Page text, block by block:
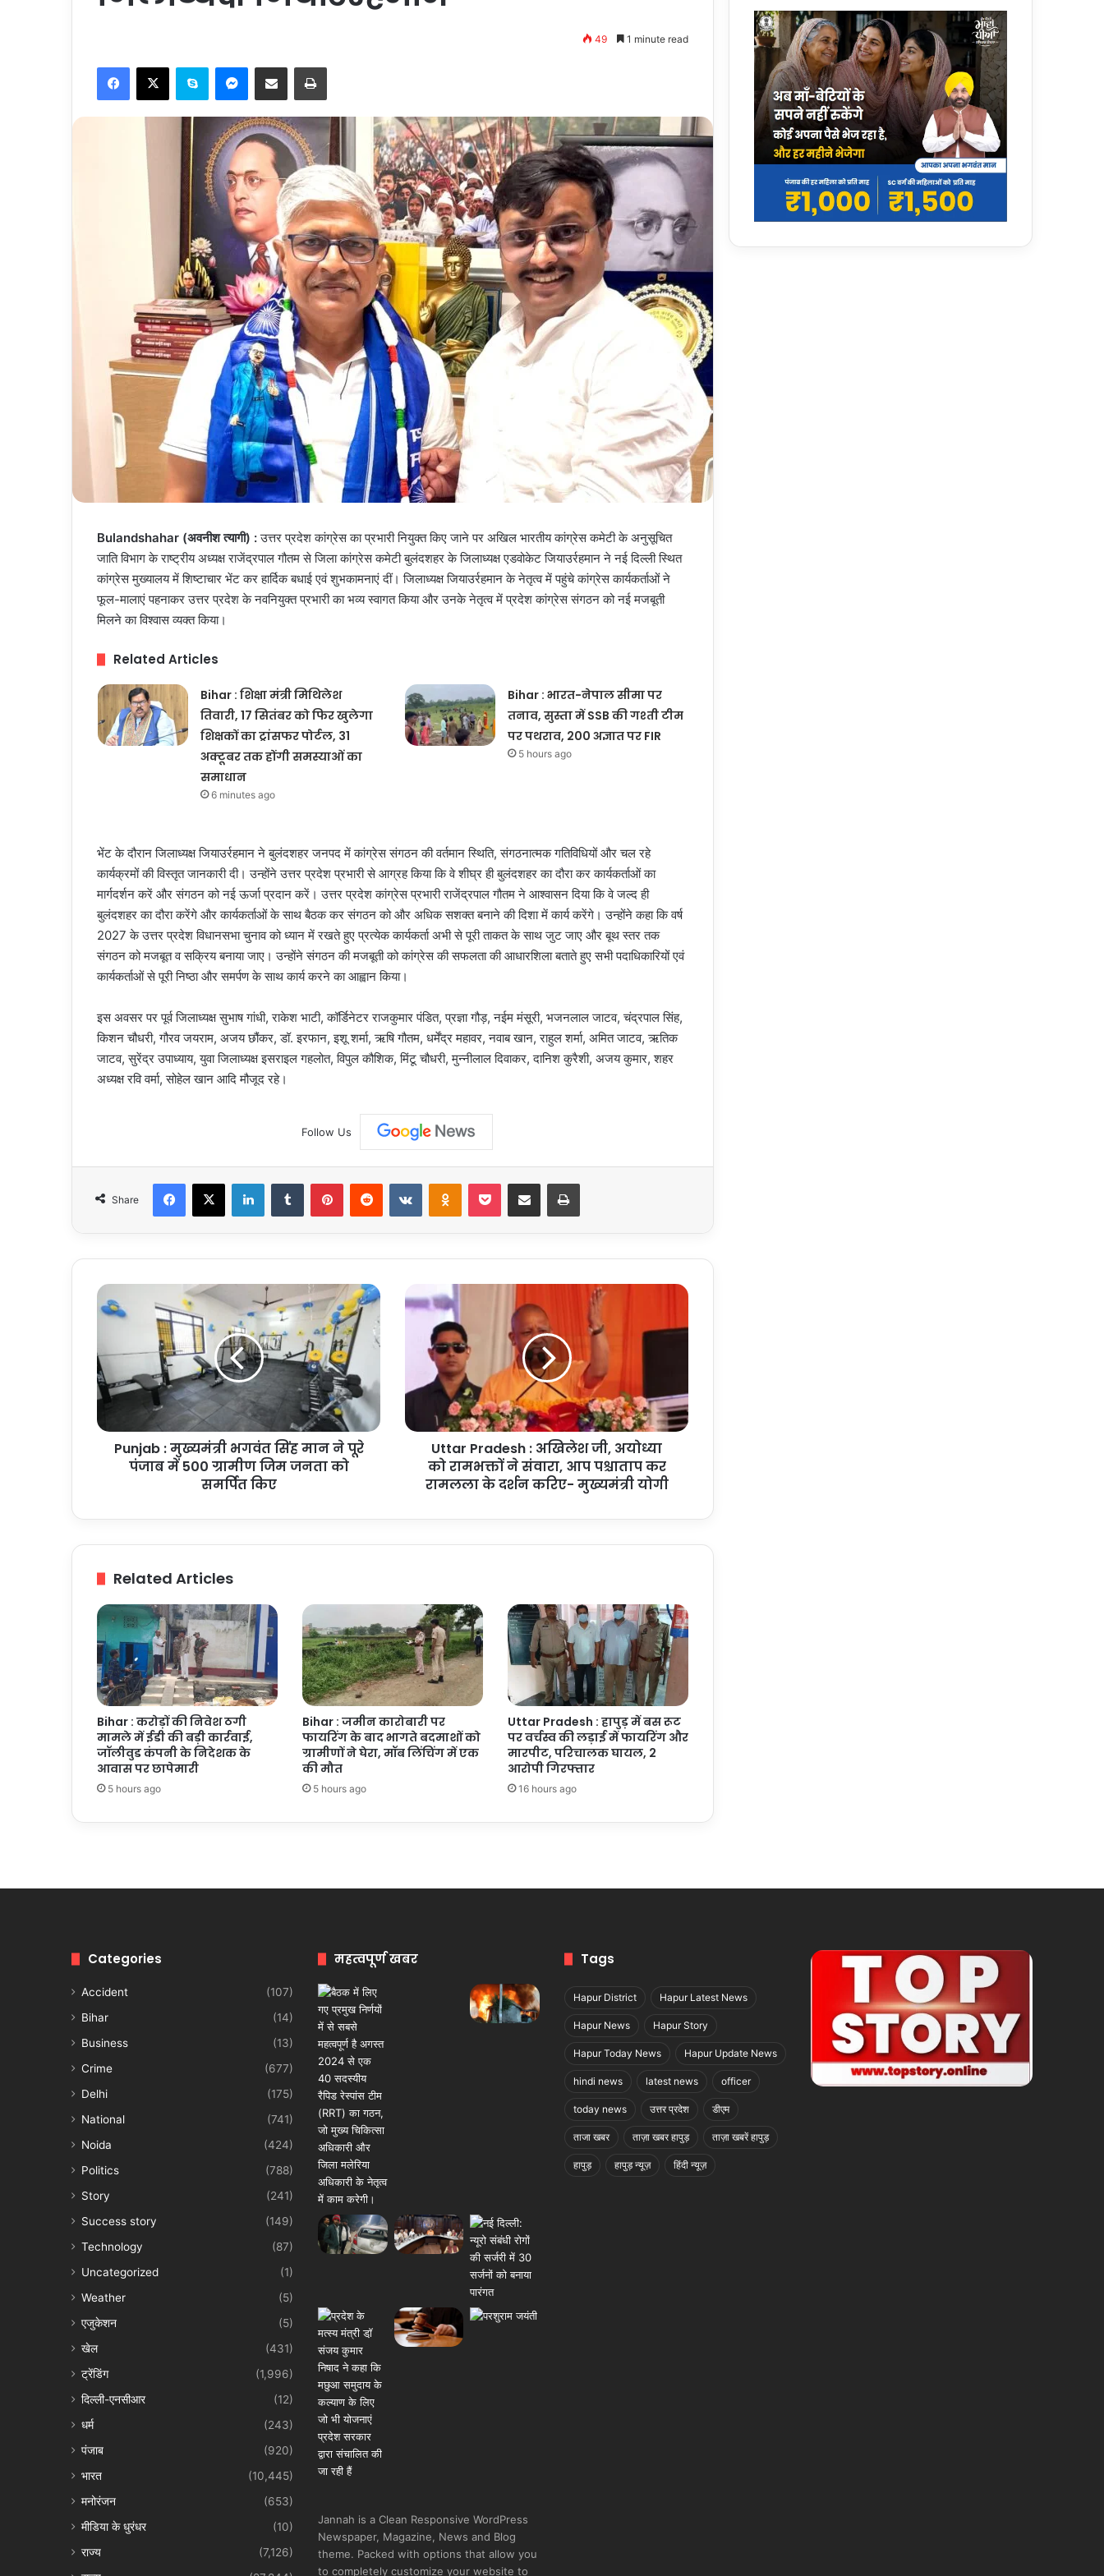
49 1 minute read
Facebook
X Skype Messenger
Share via Email Print
Bulandshahar (अवनीश त्यागी) :उत्तर प्रदेश कांग्रेस का प्रभारी नियुक्त किए जाने पर अखिल भारतीय कांग्रेस कमेटी के अनुसूचित
जाति विभाग के राष्ट्रीय अध्यक्ष राजेंद्रपाल गौतम से जिला कांग्रेस कमेटी बुलंदशहर के जिलाध्यक्ष एडवोकेट जियाउर्रहमान ने नई दिल्ली स्थित
कांग्रेस मुख्यालय में शिष्टाचार भेंट कर हार्दिक बधाई एवं शुभकामनाएं दीं। जिलाध्यक्ष जियाउर्रहमान के नेतृत्व में पहुंचे कांग्रेस कार्यकर्ताओं ने
फूल-मालाएं पहनाकर उत्तर प्रदेश के नवनियुक्त प्रभारी का भव्य स्वागत किया और उनके नेतृत्व में प्रदेश कांग्रेस संगठन को नई मजबूती
मिलने का विश्वास व्यक्त किया।
Related Articles
Bihar : शिक्षा मंत्री मिथिलेश
तिवारी, 17 सितंबर को फिर खुलेगा
शिक्षकों का ट्रांसफर पोर्टल, 31
अक्टूबर तक होंगी समस्याओं का
समाधान
6 minutes ago
Bihar : भारत-नेपाल सीमा पर
तनाव, सुस्ता में SSB की गश्ती टीम
पर पथराव, 200 अज्ञात पर FIR
5 hours ago
भेंट के दौरान जिलाध्यक्ष जियाउर्रहमान ने बुलंदशहर जनपद में कांग्रेस संगठन की वर्तमान स्थिति, संगठनात्मक गतिविधियों और चल रहे
कार्यक्रमों की विस्तृत जानकारी दी। उन्होंने उत्तर प्रदेश प्रभारी से आग्रह किया कि वे शीघ्र ही बुलंदशहर का दौरा कर कार्यकर्ताओं का
मार्गदर्शन करें और संगठन को नई ऊर्जा प्रदान करें। उत्तर प्रदेश कांग्रेस प्रभारी राजेंद्रपाल गौतम ने आश्वासन दिया कि वे जल्द ही
बुलंदशहर का दौरा करेंगे और कार्यकर्ताओं के साथ बैठक कर संगठन को और अधिक सशक्त बनाने की दिशा में कार्य करेंगे। उन्होंने कहा कि वर्ष
2027 के उत्तर प्रदेश विधानसभा चुनाव को ध्यान में रखते हुए प्रत्येक कार्यकर्ता अभी से पूरी ताकत के साथ जुट जाए और बूथ स्तर तक
संगठन को मजबूत व सक्रिय बनाया जाए। उन्होंने संगठन की मजबूती को कांग्रेस की सफलता की आधारशिला बताते हुए सभी पदाधिकारियों एवं
कार्यकर्ताओं से पूरी निष्ठा और समर्पण के साथ कार्य करने का आह्वान किया।
इस अवसर पर पूर्व जिलाध्यक्ष सुभाष गांधी, राकेश भाटी, कॉर्डिनेटर राजकुमार पंडित, प्रज्ञा गौड़, नईम मंसूरी, भजनलाल जाटव, चंद्रपाल सिंह,
किशन चौधरी, गौरव जयराम, अजय छौंकर, डॉ. इरफान, इशू शर्मा, ऋषि गौतम, धर्मेंद्र महावर, नवाब खान, राहुल शर्मा, अमित जाटव, ऋतिक
जाटव, सुरेंद्र उपाध्याय, युवा जिलाध्यक्ष इसराइल गहलोत, विपुल कौशिक, मिंटू चौधरी, मुन्नीलाल दिवाकर, दानिश कुरैशी, अजय कुमार, शहर
अध्यक्ष रवि वर्मा, सोहेल खान आदि मौजूद रहे।
Follow Us
Share
Facebook
X LinkedInTumblr PinterestReddit VKontakteOdnoklassniki
Pocket Share via Email Print
Punjab
सिंह
मान
ने
पंजाब
Punjab : मुख्यमंत्री भगवंत सिंह मान ने पूरे
पंजाब में 500 ग्रामीण जिम जनता को
समर्पित किए
Pradesh
अखिलेश
को
रामभक्तों
ने
पश्चाताप
योगी
Uttar Pradesh : अखिलेश जी, अयोध्या
को रामभक्तों ने संवारा, आप पश्चाताप कर
रामलला के दर्शन करिए- मुख्यमंत्री योगी
Related Articles
Bihar : करोड़ों की निवेश ठगी
मामले में ईडी की बड़ी कार्रवाई,
जॉलीवुड कंपनी के निदेशक के
आवास पर छापेमारी
5 hours ago
Bihar : जमीन कारोबारी पर
फायरिंग के बाद भागते बदमाशों को
ग्रामीणों ने घेरा, मॉब लिंचिंग में एक
की मौत
5 hours ago
Uttar Pradesh : हापुड़ में बस रूट
पर वर्चस्व की लड़ाई में फायरिंग और
मारपीट, परिचालक घायल, 2
आरोपी गिरफ्तार
16 hours ago
Categories
Accident
(107)
Bihar
(14)
Business
(13)
Crime
(677)
Delhi
(175)
National
(741)
Noida
(424)
Politics
(788)
Story
(241)
Success story
(149)
Technology
(87)
Uncategorized
(1)
Weather
(5)
एजुकेशन
(5)
खेल
(431)
ट्रेंडिंग
(1,996)
दिल्ली-एनसीआर
(12)
धर्म
(243)
पंजाब
(920)
भारत
(10,445)
मनोरंजन
(653)
मीडिया के धुरंधर
(10)
राज्य
(7,126)
महत्वपूर्ण खबर
Jannah is a Clean Responsive WordPress
Newspaper, Magazine, News and Blog
theme. Packed with options that allow you
to completely customize your website to
Tags
Hapur District Hapur Latest News
Hapur News Hapur Story
Hapur Today News Hapur Update News
hindi news latest news officer
today news उत्तर प्रदेश डीएम
ताजा खबर ताज़ा खबर हापुड़ ताज़ा खबरें हापुड़
हापुड़ हापुड़ न्यूज़ हिंदी न्यूज़